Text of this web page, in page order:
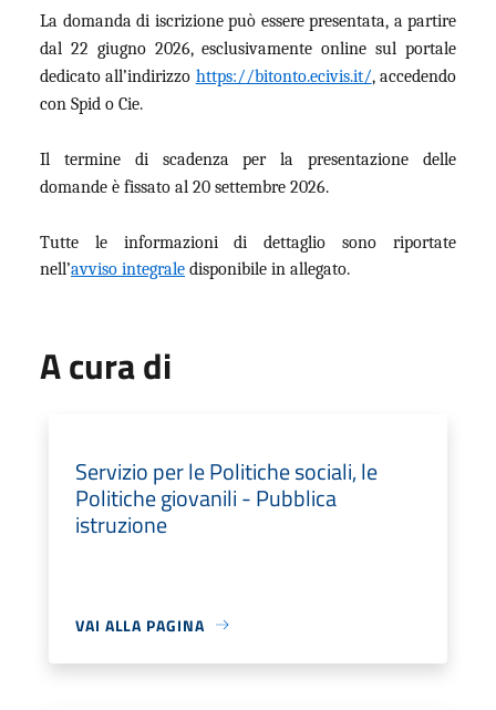
La domanda di iscrizione può essere presentata, a partire
dal 22 giugno 2026, esclusivamente online sul portale
dedicato all’indirizzo https://bitonto.ecivis.it/, accedendo
con Spid o Cie.
Il termine di scadenza per la presentazione delle
domande è fissato al 20 settembre 2026.
Tutte le informazioni di dettaglio sono riportate
nell’avviso integrale disponibile in allegato.
A cura di
Servizio per le Politiche sociali, le
Politiche giovanili - Pubblica
istruzione
VAI ALLA PAGINA